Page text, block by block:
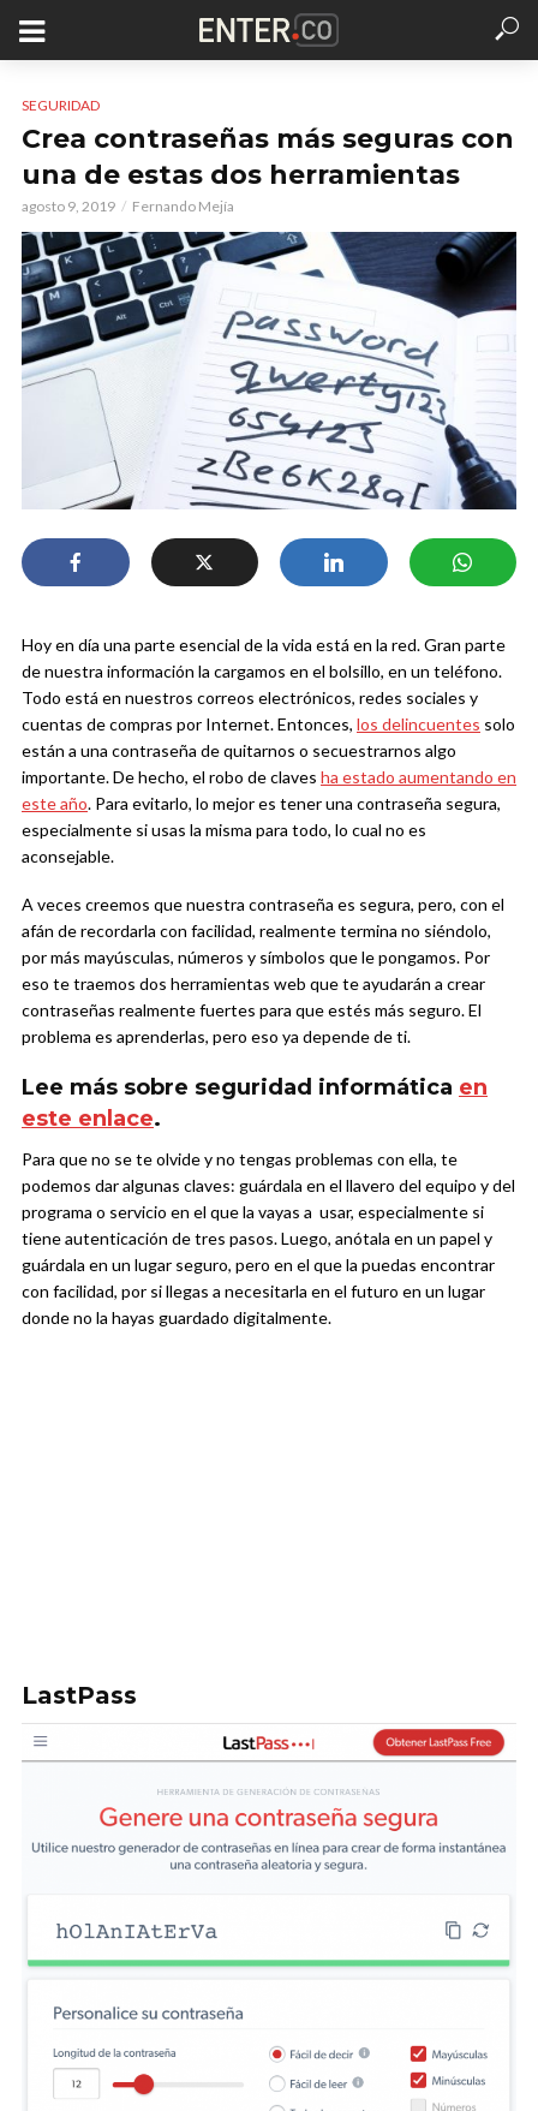
SEGURIDAD
Crea contraseñas más seguras con
una de estas dos herramientas
agosto 9, 2019 Fernando Mejía
Hoy en día una parte esencial de la vida está en la red. Gran parte
de nuestra información la cargamos en el bolsillo, en un teléfono.
Todo está en nuestros correos electrónicos, redes sociales y
cuentas de compras por Internet. Entonces, los delincuentes solo
están a una contraseña de quitarnos o secuestrarnos algo
importante. De hecho, el robo de claves ha estado aumentando en
este año. Para evitarlo, lo mejor es tener una contraseña segura,
especialmente si usas la misma para todo, lo cual no es
aconsejable.
A veces creemos que nuestra contraseña es segura, pero, con el
afán de recordarla con facilidad, realmente termina no siéndolo,
por más mayúsculas, números y símbolos que le pongamos. Por
eso te traemos dos herramientas web que te ayudarán a crear
contraseñas realmente fuertes para que estés más seguro. El
problema es aprenderlas, pero eso ya depende de ti.
Lee más sobre seguridad informática en
este enlace.
Para que no se te olvide y no tengas problemas con ella, te
podemos dar algunas claves: guárdala en el llavero del equipo y del
programa o servicio en el que la vayas a usar, especialmente si
tiene autenticación de tres pasos. Luego, anótala en un papel y
guárdala en un lugar seguro, pero en el que la puedas encontrar
con facilidad, por si llegas a necesitarla en el futuro en un lugar
donde no la hayas guardado digitalmente.
LastPass